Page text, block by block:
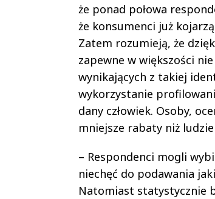
że ponad połowa
że konsumenci już
Zatem rozumieją, że
zapewne w większości
wynikających z takiej
wykorzystanie
dany człowiek. Osoby,
mniejsze rabaty niż
– Respondenci mogli
niechęć do podawania
Natomiast statystycznie